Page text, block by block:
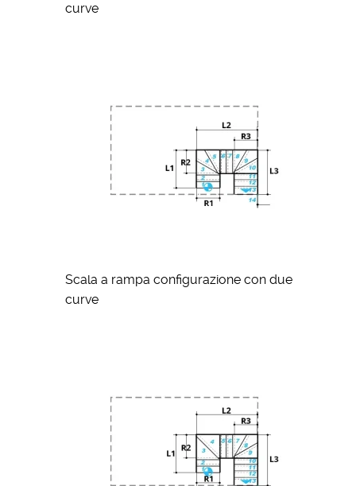
curve
Scala a rampa configurazione con due
curve